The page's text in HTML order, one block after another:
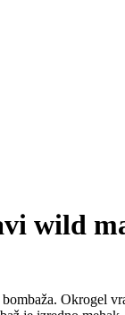
wild
Okrogel